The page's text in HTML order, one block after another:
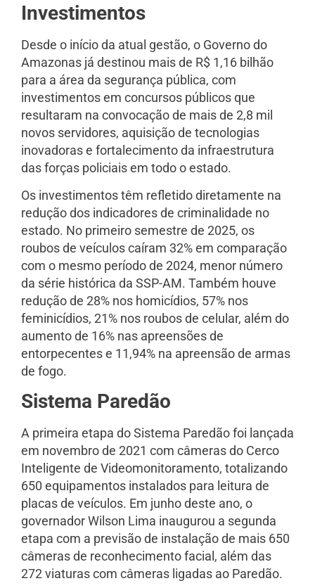
Investimentos
Desde o início da atual gestão, o Governo do
Amazonas já destinou mais de R$ 1,16 bilhão
para a área da segurança pública, com
investimentos em concursos públicos que
resultaram na convocação de mais de 2,8 mil
novos servidores, aquisição de tecnologias
inovadoras e fortalecimento da infraestrutura
das forças policiais em todo o estado.
Os investimentos têm refletido diretamente na
redução dos indicadores de criminalidade no
estado. No primeiro semestre de 2025, os
roubos de veículos caíram 32% em comparação
com o mesmo período de 2024, menor número
da série histórica da SSP-AM. Também houve
redução de 28% nos homicídios, 57% nos
feminicídios, 21% nos roubos de celular, além do
aumento de 16% nas apreensões de
entorpecentes e 11,94% na apreensão de armas
de fogo.
Sistema Paredão
A primeira etapa do Sistema Paredão foi lançada
em novembro de 2021 com câmeras do Cerco
Inteligente de Videomonitoramento, totalizando
650 equipamentos instalados para leitura de
placas de veículos. Em junho deste ano, o
governador Wilson Lima inaugurou a segunda
etapa com a previsão de instalação de mais 650
câmeras de reconhecimento facial, além das
272 viaturas com câmeras ligadas ao Paredão.